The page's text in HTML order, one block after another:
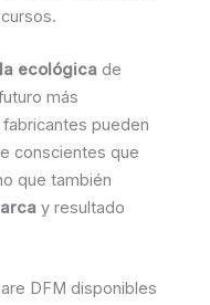
ecológica de
más
pueden
conscientes que
que también
y resultado
DFM disponibles